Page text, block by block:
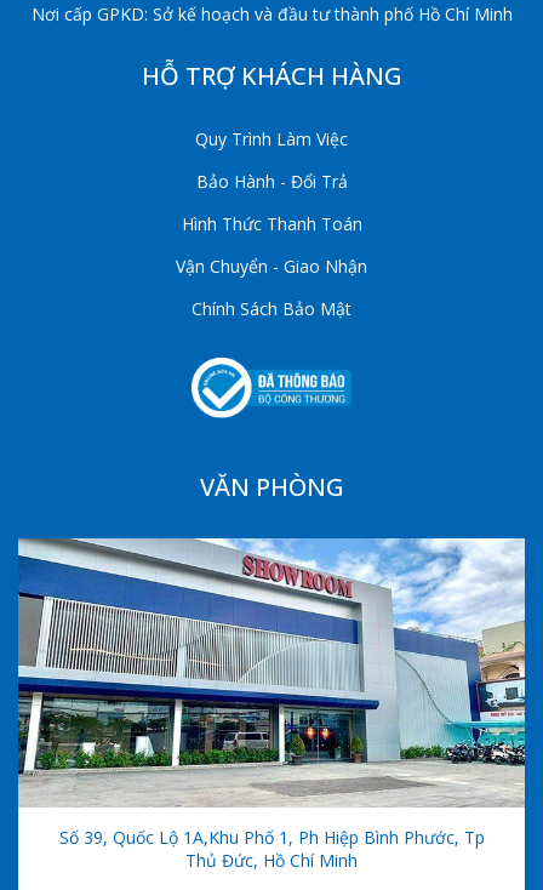
Nơi cấp GPKD: Sở kế hoạch và đầu tư thành phố Hồ Chí Minh
HỖ TRỢ KHÁCH HÀNG
Quy Trình Làm Việc
Bảo Hành - Đổi Trả
Hình Thức Thanh Toán
Vận Chuyển - Giao Nhận
Chính Sách Bảo Mật
VĂN PHÒNG
Số 39, Quốc Lộ 1A,khu Phố 1, Ph Hiệp Bình Phước, Tp
Thủ Đức, Hồ Chí Minh